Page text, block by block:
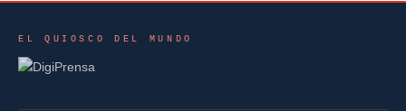
EL QUIOSCO DEL MUNDO